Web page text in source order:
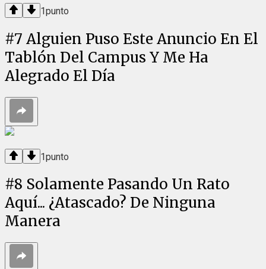
1punto
#7 Alguien Puso Este Anuncio En El
Tablón Del Campus Y Me Ha
Alegrado El Día
1punto
#8 Solamente Pasando Un Rato
Aquí... ¿Atascado? De Ninguna
Manera